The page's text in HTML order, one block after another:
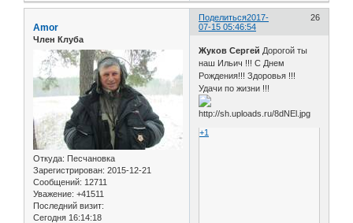
Поделиться 26
2017-
07-15 05:46:54
Amor
Член Клуба
Откуда: Песчановка
Зарегистрирован: 2015-12-21
Сообщений: 12711
Уважение: +41511
Последний визит:
Сегодня 16:14:18
Жуков Сергей Дорогой ты
наш Ильич !!! С Днем
Рождения!!! Здоровья !!!
Удачи по жизни !!!
+1